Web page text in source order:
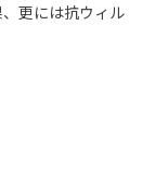
更には抗ウィル